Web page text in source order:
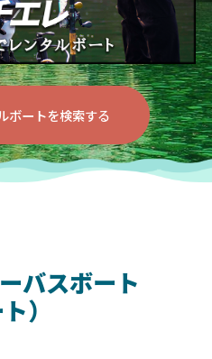
ボートを検索する
バスボート
）